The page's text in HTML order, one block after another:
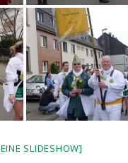
SLIDESHOW]